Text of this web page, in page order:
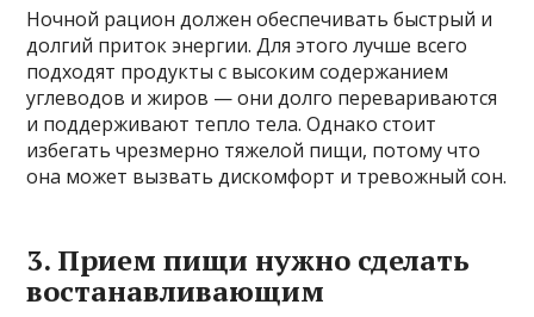
Ночной рацион должен обеспечивать быстрый и
долгий приток энергии. Для этого лучше всего
подходят продукты с высоким содержанием
углеводов и жиров — они долго перевариваются
и поддерживают тепло тела. Однако стоит
избегать чрезмерно тяжелой пищи, потому что
она может вызвать дискомфорт и тревожный сон.
3. Прием пищи нужно сделать
востанавливающим